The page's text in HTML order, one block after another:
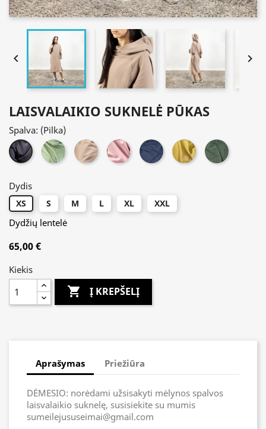
 
LAISVALAIKIO SUKNELĖ PŪKAS
Spalva: (Pilka)
Pilka Mėtinė Latte Rausva Mėlyna GeltonaŽalia
Dydis
XS S M L XL XXL
Dydžių lentelė
65,00 €
Kiekis
 Į KREPŠELĮ
Aprašymas Priežiūra
DĖMESIO: norėdami užsisakyti mėlynos spalvos
laisvalaikio suknelę, susisiekite su mumis
sumeilejususeimai@gmail.com